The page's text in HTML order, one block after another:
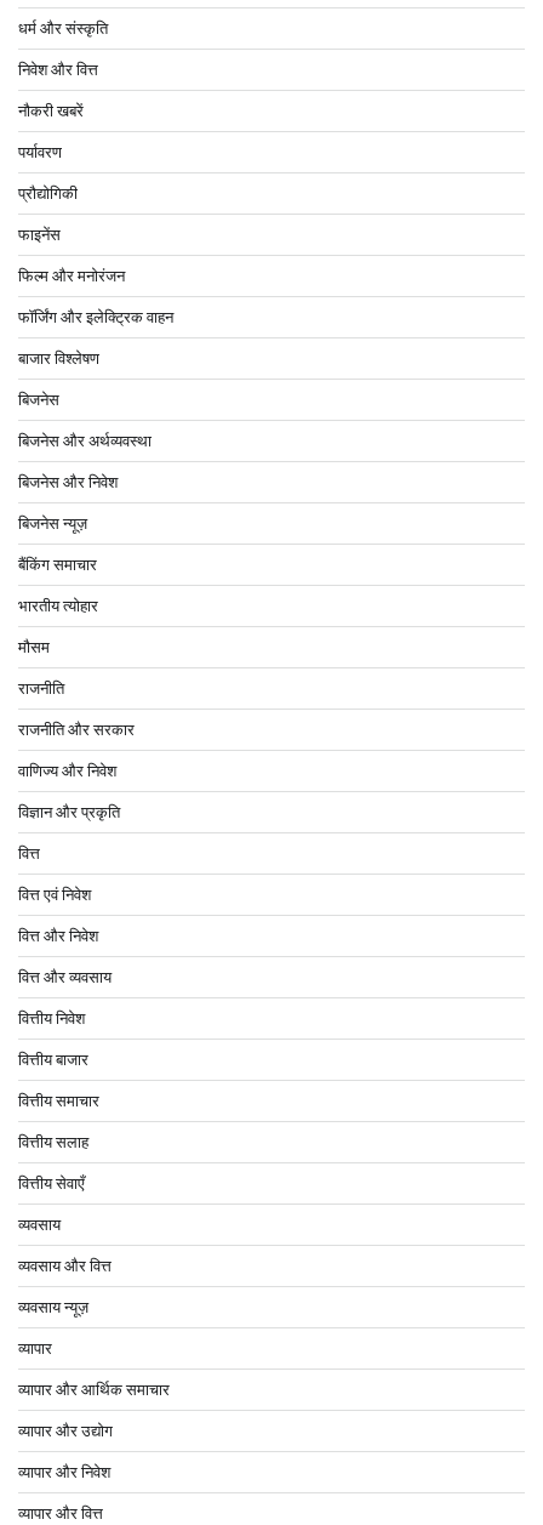
धर्म और संस्कृति
निवेश और वित्त
नौकरी खबरें
पर्यावरण
प्रौद्योगिकी
फाइनेंस
फिल्म और मनोरंजन
फॉर्जिंग और इलेक्ट्रिक वाहन
बाजार विश्लेषण
बिजनेस
बिजनेस और अर्थव्यवस्था
बिजनेस और निवेश
बिजनेस न्यूज़
बैंकिंग समाचार
भारतीय त्योहार
मौसम
राजनीति
राजनीति और सरकार
वाणिज्य और निवेश
विज्ञान और प्रकृति
वित्त
वित्त एवं निवेश
वित्त और निवेश
वित्त और व्यवसाय
वित्तीय निवेश
वित्तीय बाजार
वित्तीय समाचार
वित्तीय सलाह
वित्तीय सेवाएँ
व्यवसाय
व्यवसाय और वित्त
व्यवसाय न्यूज़
व्यापार
व्यापार और आर्थिक समाचार
व्यापार और उद्योग
व्यापार और निवेश
व्यापार और वित्त